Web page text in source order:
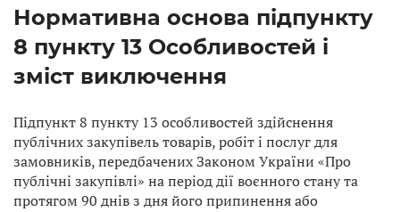
Нормативна основа підпункту
8 пункту 13 Особливостей і
зміст виключення
Підпункт 8 пункту 13 особливостей здійснення
публічних закупівель товарів, робіт і послуг для
замовників, передбачених Законом України «Про
публічні закупівлі» на період дії воєнного стану та
протягом 90 днів з дня його припинення або